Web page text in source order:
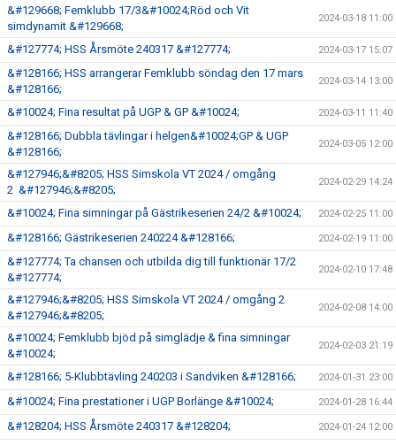
&#129668; Femklubb 17/3&#10024;Röd och Vit
simdynamit &#129668;
2024-03-18 11:00
&#127774; HSS Årsmöte 240317 &#127774; 2024-03-17 15:07
&#128166; HSS arrangerar Femklubb söndag den 17 mars
&#128166;
2024-03-14 13:00
&#10024; Fina resultat på UGP & GP &#10024; 2024-03-11 11:40
&#128166; Dubbla tävlingar i helgen&#10024;GP & UGP
&#128166;
2024-03-05 12:00
&#127946;&#8205; HSS Simskola VT 2024 / omgång
2 &#127946;&#8205;
2024-02-29 14:24
&#10024; Fina simningar på Gästrikeserien 24/2 &#10024; 2024-02-25 11:00
&#128166; Gästrikeserien 240224 &#128166; 2024-02-19 11:00
&#127774; Ta chansen och utbilda dig till funktionär 17/2
&#127774;
2024-02-10 17:48
&#127946;&#8205; HSS Simskola VT 2024 / omgång 2
&#127946;&#8205;
2024-02-08 14:00
&#10024; Femklubb bjöd på simglädje & fina simningar
&#10024;
2024-02-03 21:19
&#128166; 5-Klubbtävling 240203 i Sandviken &#128166; 2024-01-31 23:00
&#10024; Fina prestationer i UGP Borlänge &#10024; 2024-01-28 16:44
&#128204; HSS Årsmöte 240317 &#128204; 2024-01-24 12:00